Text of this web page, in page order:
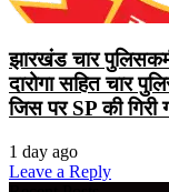
झारखंड चार
दारोगा सहित चार
जिस पर SP की गिरी
1 day ago
Leave a Reply